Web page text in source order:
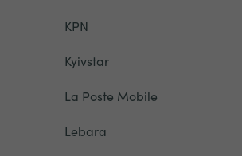
KPN
Kyivstar
La Poste Mobile
Lebara